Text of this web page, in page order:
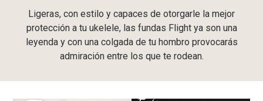
Ligeras, con estilo y capaces de otorgarle la mejor
protección a tu ukelele, las fundas Flight ya son una
leyenda y con una colgada de tu hombro provocarás
admiración entre los que te rodean.